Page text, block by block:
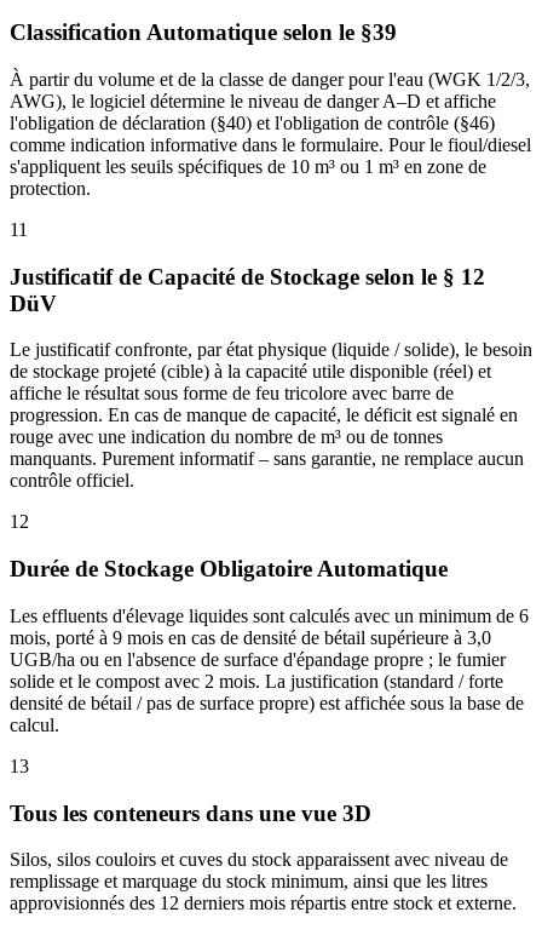
Classification Automatique selon le §39
À partir du volume et de la classe de danger pour l'eau (WGK 1/2/3,
AWG), le logiciel détermine le niveau de danger A–D et affiche
l'obligation de déclaration (§40) et l'obligation de contrôle (§46)
comme indication informative dans le formulaire. Pour le fioul/diesel
s'appliquent les seuils spécifiques de 10 m³ ou 1 m³ en zone de
protection.
11
Justificatif de Capacité de Stockage selon le § 12
DüV
Le justificatif confronte, par état physique (liquide / solide), le besoin
de stockage projeté (cible) à la capacité utile disponible (réel) et
affiche le résultat sous forme de feu tricolore avec barre de
progression. En cas de manque de capacité, le déficit est signalé en
rouge avec une indication du nombre de m³ ou de tonnes
manquants. Purement informatif – sans garantie, ne remplace aucun
contrôle officiel.
12
Durée de Stockage Obligatoire Automatique
Les effluents d'élevage liquides sont calculés avec un minimum de 6
mois, porté à 9 mois en cas de densité de bétail supérieure à 3,0
UGB/ha ou en l'absence de surface d'épandage propre ; le fumier
solide et le compost avec 2 mois. La justification (standard / forte
densité de bétail / pas de surface propre) est affichée sous la base de
calcul.
13
Tous les conteneurs dans une vue 3D
Silos, silos couloirs et cuves du stock apparaissent avec niveau de
remplissage et marquage du stock minimum, ainsi que les litres
approvisionnés des 12 derniers mois répartis entre stock et externe.